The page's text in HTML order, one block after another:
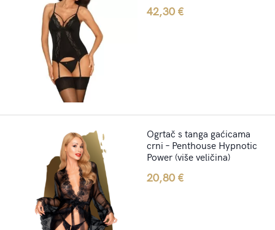
42,30€
Ogrtač s tanga gaćicama
crni – Penthouse Hypnotic
Power (više veličina)
20,80€